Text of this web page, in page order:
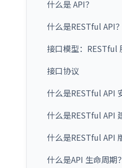
什么是 API？
什么是RESTful API？
接口模型：RESTful
接口协议
什么是RESTful API
什么是RESTful API
什么是RESTful API
什么是API 生命周期？